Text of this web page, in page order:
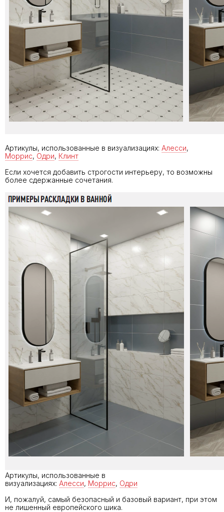
Артикулы, использованные в визуализациях: Алесси,
Моррис, Одри, Клинт
Если хочется добавить строгости интерьеру, то возможны
более сдержанные сочетания.
Артикулы, использованные в
визуализациях: Алесси, Моррис, Одри
И, пожалуй, самый безопасный и базовый вариант, при этом
не лишенный европейского шика.